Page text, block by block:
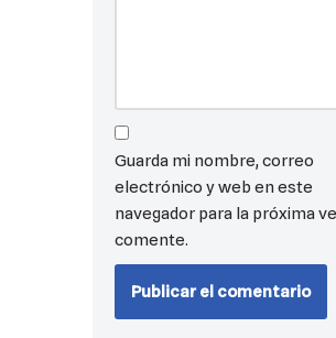
Guarda mi nombre, correo
electrónico y web en este
navegador para la próxima
comente.